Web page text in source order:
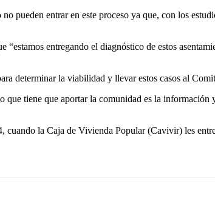
pueden entrar en este proceso ya que, con los
entregando el diagnóstico de estos
determinar la viabilidad y llevar estos casos al
tiene que aportar la comunidad es la información
la Caja de Vivienda Popular (Cavivir) les